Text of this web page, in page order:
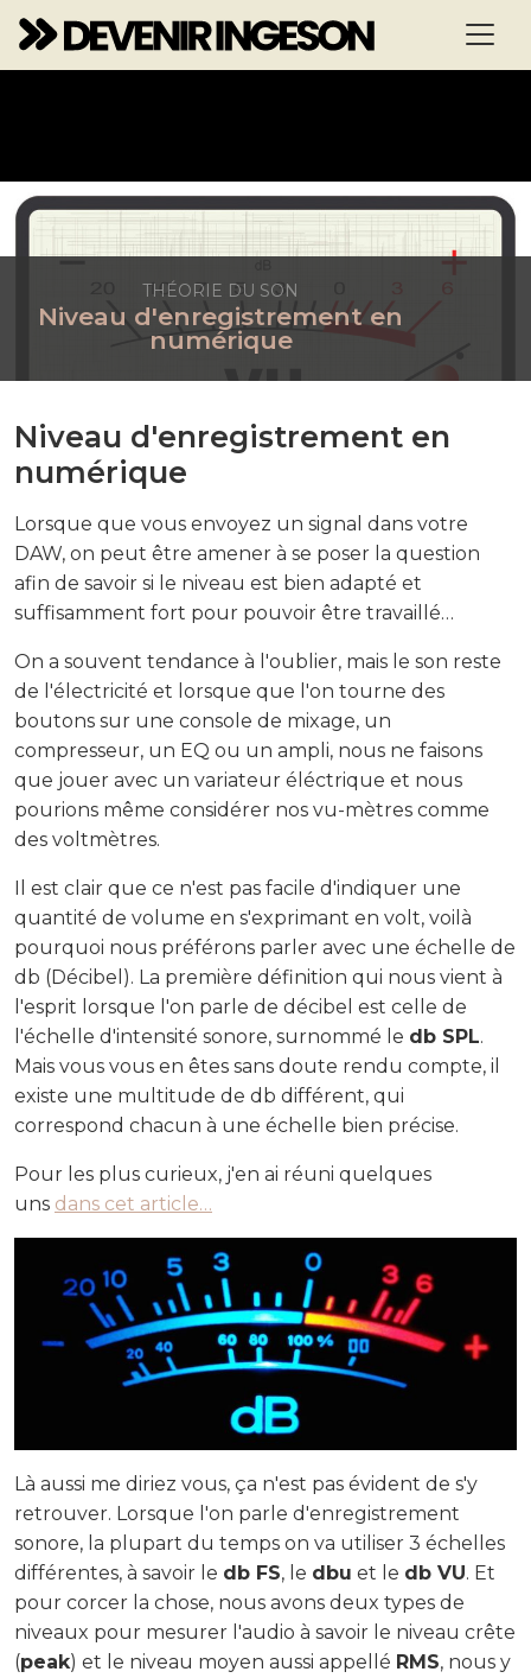
THÉORIE DU SON
Niveau d'enregistrement en
numérique
Niveau d'enregistrement en
numérique
Lorsque que vous envoyez un signal dans votre
DAW, on peut être amener à se poser la question
afin de savoir si le niveau est bien adapté et
suffisamment fort pour pouvoir être travaillé…
On a souvent tendance à l'oublier, mais le son reste
de l'électricité et lorsque que l'on tourne des
boutons sur une console de mixage, un
compresseur, un EQ ou un ampli, nous ne faisons
que jouer avec un variateur éléctrique et nous
pourions même considérer nos vu-mètres comme
des voltmètres.
Il est clair que ce n'est pas facile d'indiquer une
quantité de volume en s'exprimant en volt, voilà
pourquoi nous préférons parler avec une échelle de
db (Décibel). La première définition qui nous vient à
l'esprit lorsque l'on parle de décibel est celle de
l'échelle d'intensité sonore, surnommé le db SPL.
Mais vous vous en êtes sans doute rendu compte, il
existe une multitude de db différent, qui
correspond chacun à une échelle bien précise.
Pour les plus curieux, j'en ai réuni quelques
uns dans cet article…
Là aussi me diriez vous, ça n'est pas évident de s'y
retrouver. Lorsque l'on parle d'enregistrement
sonore, la plupart du temps on va utiliser 3 échelles
différentes, à savoir le db FS, le dbu et le db VU. Et
pour corcer la chose, nous avons deux types de
niveaux pour mesurer l'audio à savoir le niveau crête
(peak) et le niveau moyen aussi appellé RMS, nous y